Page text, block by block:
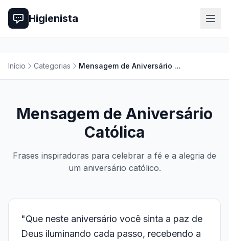
Higienista
Início Categorias Mensagem de Aniversário Católica
Mensagem de Aniversário
Católica
Frases inspiradoras para celebrar a fé e a alegria de
um aniversário católico.
"Que neste aniversário você sinta a paz de
Deus iluminando cada passo, recebendo a